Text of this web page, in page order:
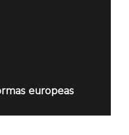
europeas